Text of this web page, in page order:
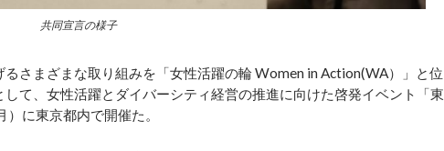
共同宣言の様子
さまざまな取り組みを「女性活躍の輪 Women in Action(WA）」と位
て、女性活躍とダイバーシティ経営の推進に向けた啓発イベント「東
に東京都内で開催た。